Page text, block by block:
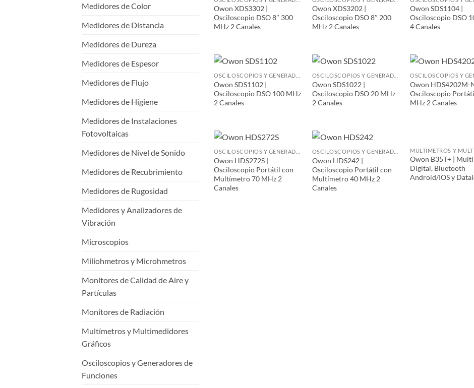
Medidores de Color
Medidores de Distancia
Medidores de Dureza
Medidores de Espesor
Medidores de Flujo
Medidores de Higiene
Medidores de Instalaciones
Fotovoltaicas
Medidores de Nivel de Sonido
Medidores de Recubrimiento
Medidores de Rugosidad
Medidores y Analizadores de
Vibración
Microscopios
Miliohmetros y Microhmetros
Monitores de Calidad de Aire y
Partículas
Monitores de Radiación
Multímetros y Multimedidores
Gráficos
Osciloscopios y Generadores de
Funciones
Owon XDS3302 |
Osciloscopio DSO 8″ 300
MHz 2 Canales
Owon XDS3202 |
Osciloscopio DSO 8″ 200
MHz 2 Canales
Owon SDS1104 |
Osciloscopio DSO
4 Canales
Owon SDS1102 |
Osciloscopio DSO 100 MHz
2 Canales
Owon SDS1022 |
Osciloscopio DSO 20 MHz
2 Canales
Owon HDS4202M-
Osciloscopio
MHz 2 Canales
Owon HDS272S |
Osciloscopio Portátil con
Multímetro 70 MHz 2
Canales
Owon HDS242 |
Osciloscopio Portátil con
Multímetro 40 MHz 2
Canales
Owon B35T+ |
Digital, Bluetooth
Android/IOS y